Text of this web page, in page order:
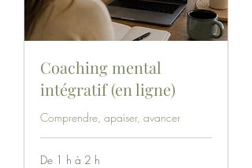
Coaching mental
intégratif (en ligne)
Comprendre, apaiser, avancer
De 1 h à 2 h